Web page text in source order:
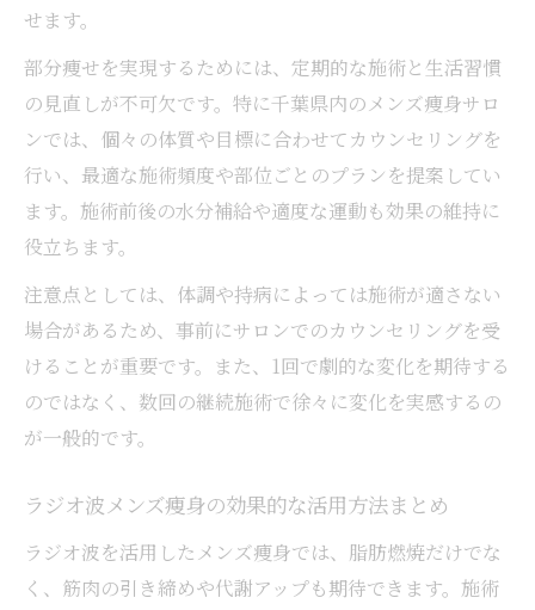
脂肪冷却後にラジオ波が代謝促進に役立つ
理由
ラジオ波と脂肪冷却の併用で理想のボディ
実現
深部温熱でボディライン改善する方法
ラジオ波の深部温熱がボディラインに与え
る影響
ラジオ波温熱効果で代謝アップを目指す方
法
千葉メンズサロンでの深部温熱体験の流れ
深部温熱と脂肪冷却の効果的な使い分け方
ラジオ波でむくみと冷え性を同時に改善す
る秘訣
せます。
部分痩せを実現するためには、定期的な施術と生活習慣
の見直しが不可欠です。特に千葉県内のメンズ痩身サロ
ンでは、個々の体質や目標に合わせてカウンセリングを
行い、最適な施術頻度や部位ごとのプランを提案してい
ます。施術前後の水分補給や適度な運動も効果の維持に
役立ちます。
注意点としては、体調や持病によっては施術が適さない
場合があるため、事前にサロンでのカウンセリングを受
けることが重要です。また、1回で劇的な変化を期待する
のではなく、数回の継続施術で徐々に変化を実感するの
が一般的です。
ラジオ波メンズ痩身の効果的な活用方法まとめ
ラジオ波を活用したメンズ痩身では、脂肪燃焼だけでな
く、筋肉の引き締めや代謝アップも期待できます。施術